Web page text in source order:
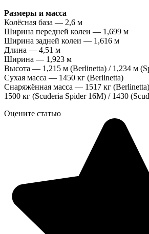
Размеры и масса
Колёсная база — 2,6 м
Ширина передней колеи — 1,699 м
Ширина задней колеи — 1,616 м
Длина — 4,51 м
Ширина — 1,923 м
Высота — 1,215 м (Berlinetta) / 1,234 м
Сухая масса — 1450 кг (Berlinetta)
Снаряжённая масса — 1517 кг
1500 кг (Scuderia Spider 16M) / 1430
Оцените статью